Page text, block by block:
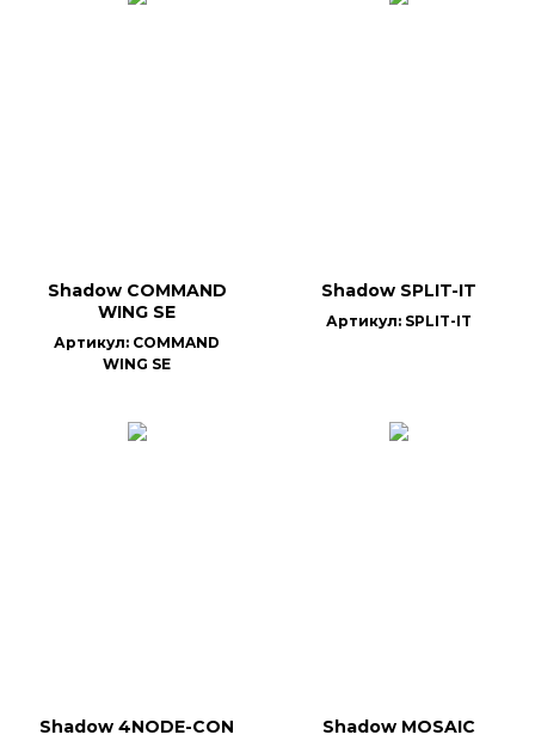
Shadow COMMAND
WING SE
Артикул: COMMAND
WING SE
Shadow SPLIT-IT
Артикул: SPLIT-IT
Shadow 4NODE-CON Shadow MOSAIC